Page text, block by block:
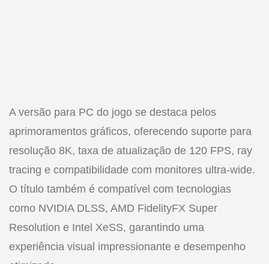
A versão para PC do jogo se destaca pelos
aprimoramentos gráficos, oferecendo suporte para
resolução 8K, taxa de atualização de 120 FPS, ray
tracing e compatibilidade com monitores ultra-wide.
O título também é compatível com tecnologias
como NVIDIA DLSS, AMD FidelityFX Super
Resolution e Intel XeSS, garantindo uma
experiência visual impressionante e desempenho